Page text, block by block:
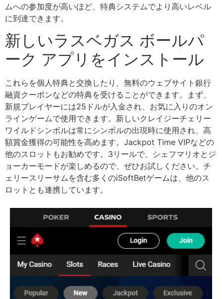
ムへの参加度が高いほど、特典システムでより高いレベル
に到達できます。
新しいラスベガス ボールパ
ーク アプリをインストール
これらを個人特典と交換したり、無料のウェブサイト銀行
融資クーポンなどの特典を受けることができます。まず、
新規プレイヤーには25ドルが入金され、お気に入りのオン
ラインゲームで使用できます。新しいクレイジーチェリー
ワイルドシンボルは常にシンボルの出現時に使用され、高
額賞金獲得の可能性を高めます。Jackpot Time VIPなどの
他のスロットもお勧めです。3リールで、シェフマリオとジ
ョーカーモードが楽しめるので、ぜひお試しください。チ
ェリースリーサムを含む多くのiSoftBetゲームは、他のス
ロットとも連携しています。